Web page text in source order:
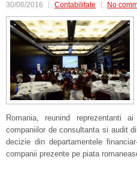
30/06/2016 Contabilitate No
Romania, reunind reprezentanti
companiilor de consultanta si audit
decizie din departamentele
companii prezente pe piata